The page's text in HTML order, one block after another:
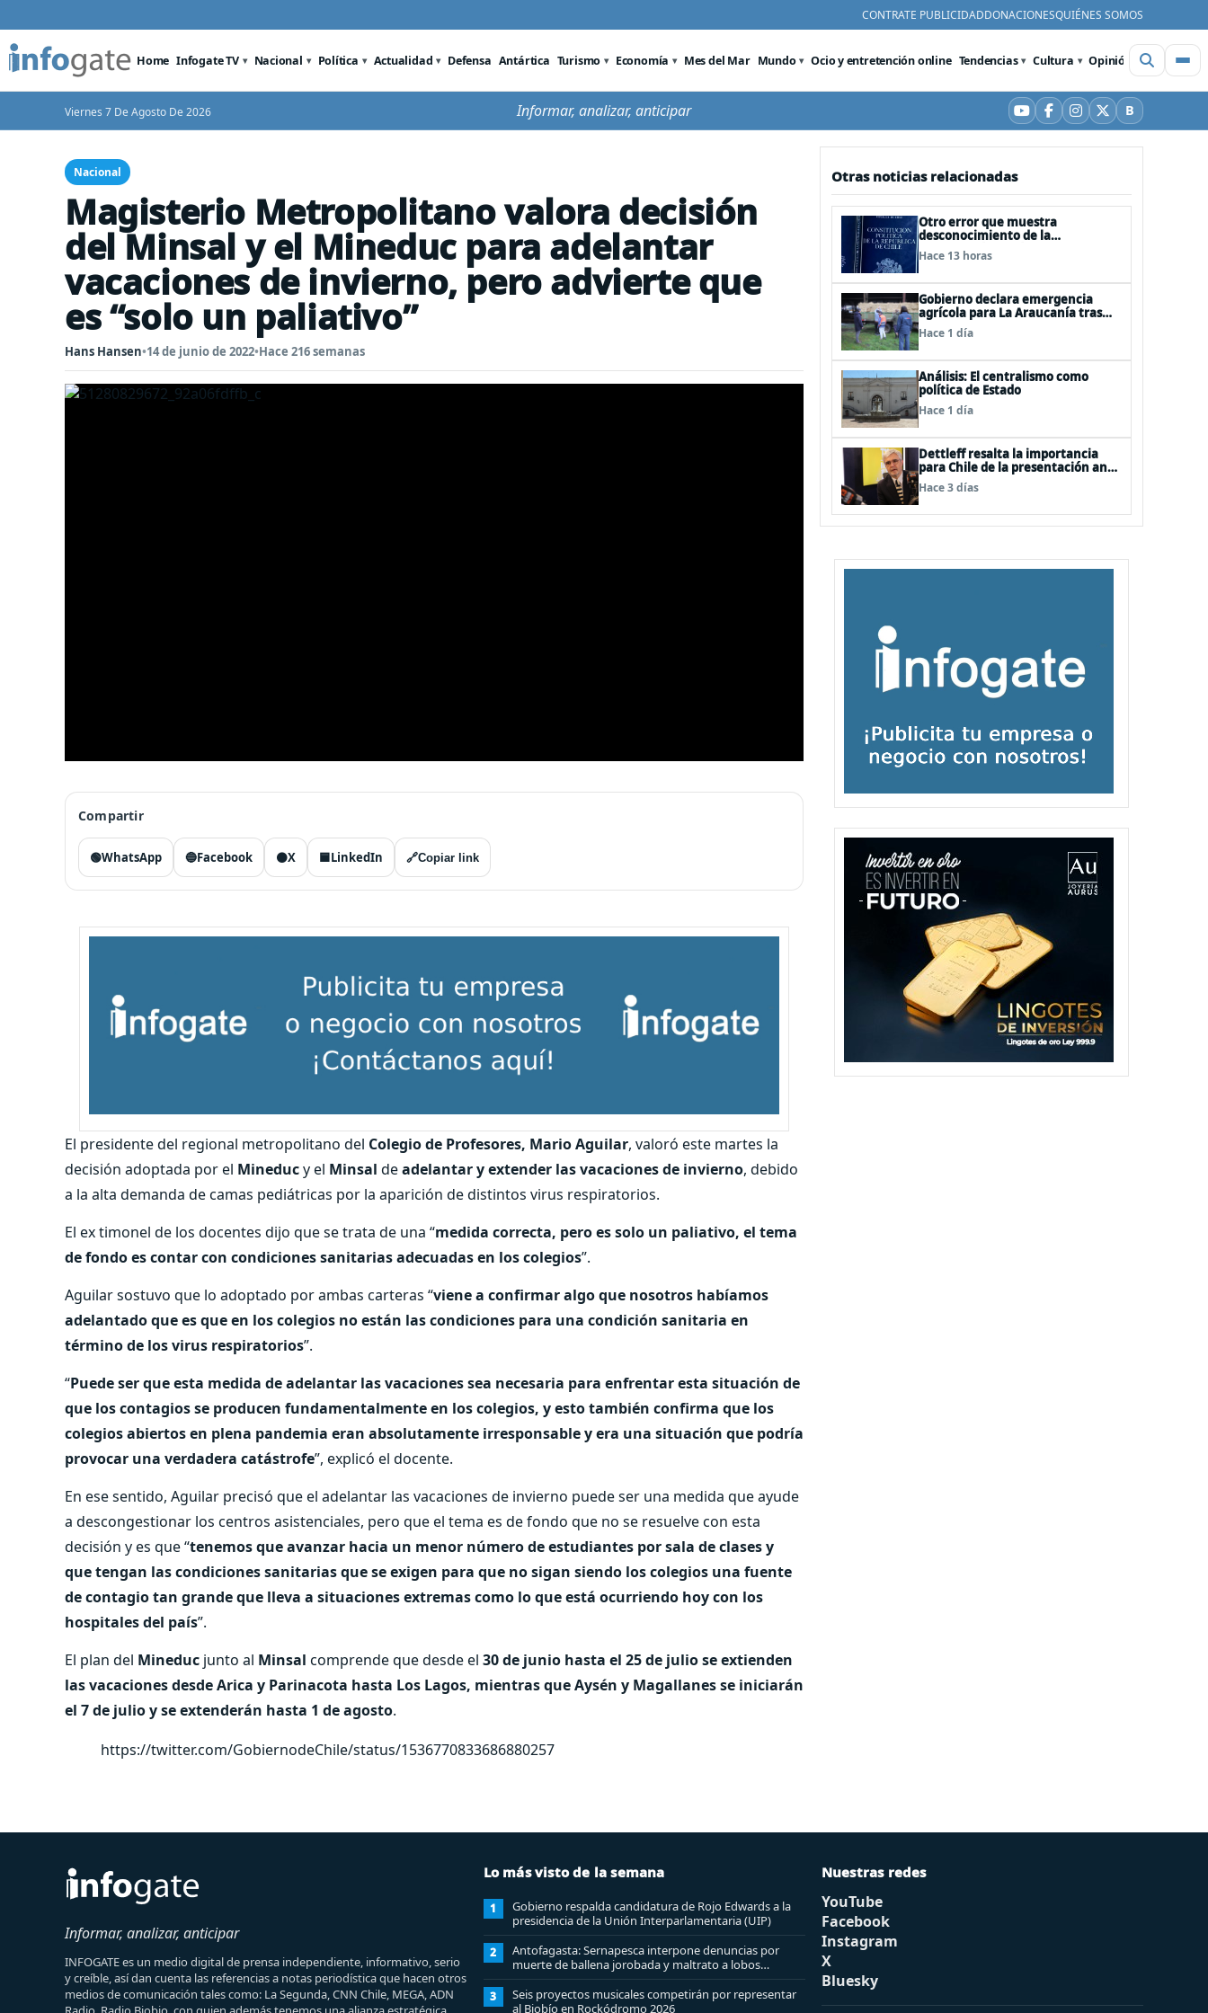
CONTRATE PUBLICIDADDONACIONESQUIÉNES SOMOS
Home Infogate TV Nacional Política Actualidad Defensa Antártica Turismo Economía Mes del Mar Mundo Ocio y entretención online Tendencias Cultura Opinión Videos
Viernes 7 De Agosto De 2026 Informar, analizar, anticipar YouTube
Facebook
Instagram
X BBluesky
Nacional
Magisterio Metropolitano valora decisión
del Minsal y el Mineduc para adelantar
vacaciones de invierno, pero advierte que
es “solo un paliativo”
Hans Hansen•14 de junio de 2022•Hace 216 semanas
Compartir
🟢WhatsApp 🔵Facebook ⚫X 🟦LinkedIn 🔗Copiar link
El presidente del regional metropolitano del Colegio de Profesores, Mario Aguilar, valoró este martes la
decisión adoptada por el Mineducy el Minsal deadelantar y extender las vacaciones de invierno, debido
a la alta demanda de camas pediátricas por la aparición de distintos virus respiratorios.
El ex timonel de los docentes dijo que se trata de una “medida correcta, pero es solo un paliativo, el tema
de fondo es contar con condiciones sanitarias adecuadas en los colegios”.
Aguilar sostuvo que lo adoptado por ambas carteras “viene a confirmar algo que nosotros habíamos
adelantado que es que en los colegios no están las condiciones para una condición sanitaria en
término de los virus respiratorios”.
“Puede ser que esta medida de adelantar las vacaciones sea necesaria para enfrentar esta situación de
que los contagios se producen fundamentalmente en los colegios, y esto también confirma que los
colegios abiertos en plena pandemia eran absolutamente irresponsable y era una situación que podría
provocar una verdadera catástrofe”, explicó el docente.
En ese sentido, Aguilar precisó que el adelantar las vacaciones de invierno puede ser una medida que ayude
a descongestionar los centros asistenciales, pero que el tema es de fondo que no se resuelve con esta
decisión y es que “tenemos que avanzar hacia un menor número de estudiantes por sala de clases y
que tengan las condiciones sanitarias que se exigen para que no sigan siendo los colegios una fuente
de contagio tan grande que lleva a situaciones extremas como lo que está ocurriendo hoy con los
hospitales del país”.
El plan del Mineduc junto al Minsal comprende que desde el 30 de junio hasta el 25 de julio se extienden
las vacaciones desde Arica y Parinacota hasta Los Lagos, mientras que Aysén y Magallanes se iniciarán
el 7 de julio y se extenderán hasta 1 de agosto.
https://twitter.com/GobiernodeChile/status/1536770833686880257
Otras noticias relacionadas
Otro error que muestra
desconocimiento de la
Constitución: Artículo 1 consagra
resguardar la seguridad nacional y
Hace 13 horas
Gobierno declara emergencia
agrícola para La Araucanía tras
desastres por pasos de sistemas
frontales
Hace 1 día
Análisis: El centralismo como
política de Estado
Hace 1 día
Dettleff resalta la importancia
para Chile de la presentación ante
la ONU de la Plataforma
Continental Extendida del
Hace 3 días
Informar, analizar, anticipar
INFOGATE es un medio digital de prensa independiente, informativo, serio
y creíble, así dan cuenta las referencias a notas periodística que hacen otros
medios de comunicación tales como: La Segunda, CNN Chile, MEGA, ADN
Lo más visto de la semana
1
Gobierno respalda candidatura de Rojo Edwards a la
presidencia de la Unión Interparlamentaria (UIP)
2
Antofagasta: Sernapesca interpone denuncias por
muerte de ballena jorobada y maltrato a lobos
marinos
3
Seis proyectos musicales competirán por representar
al Biobío en Rockódromo 2026
Nuestras redes
YouTube
Facebook
Instagram
X
Bluesky